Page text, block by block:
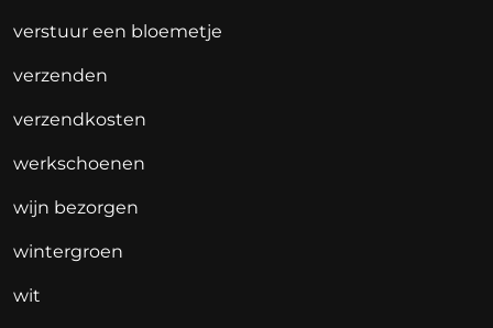
verstuur een bloemetje
verzenden
verzendkosten
werkschoenen
wijn bezorgen
wintergroen
wit